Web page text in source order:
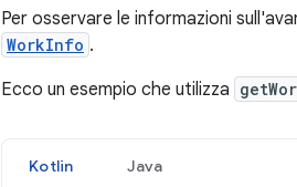
Per osservare le informazioni
WorkInfo .
Ecco un esempio che utilizza
Kotlin Java